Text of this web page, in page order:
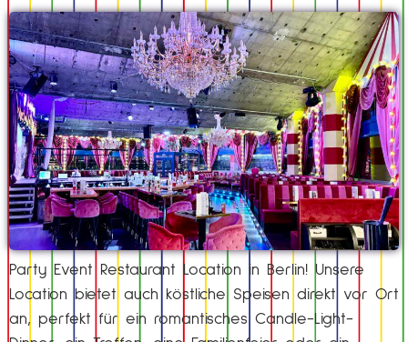
Party Event Restaurant Location in Berlin! Unsere
Location bietet auch köstliche Speisen direkt vor Ort
an, perfekt für ein romantisches Candle-Light-